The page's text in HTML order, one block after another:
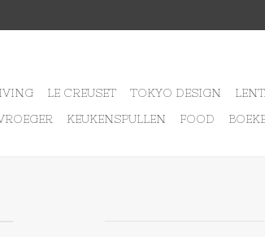
LE CREUSET TOKYO DESIGN
KEUKENSPULLEN FOOD